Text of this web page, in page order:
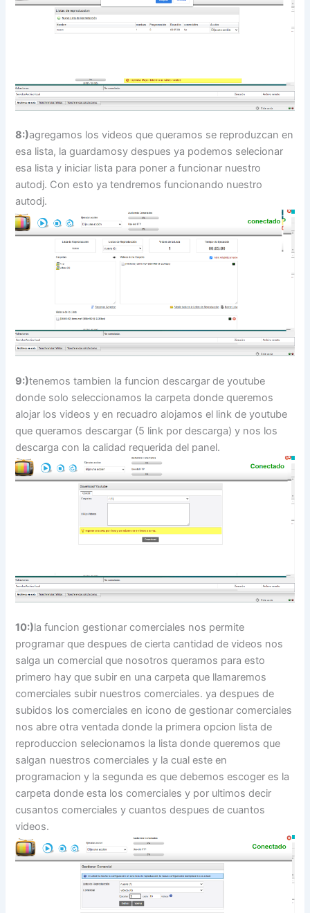
8:)agregamos los videos que queramos se reproduzcan en
esa lista, la guardamosy despues ya podemos selecionar
esa lista y iniciar lista para poner a funcionar nuestro
autodj. Con esto ya tendremos funcionando nuestro
autodj.
9:)tenemos tambien la funcion descargar de youtube
donde solo seleccionamos la carpeta donde queremos
alojar los videos y en recuadro alojamos el link de youtube
que queramos descargar (5 link por descarga) y nos los
descarga con la calidad requerida del panel.
10:)la funcion gestionar comerciales nos permite
programar que despues de cierta cantidad de videos nos
salga un comercial que nosotros queramos para esto
primero hay que subir en una carpeta que llamaremos
comerciales subir nuestros comerciales. ya despues de
subidos los comerciales en icono de gestionar comerciales
nos abre otra ventada donde la primera opcion lista de
reproduccion selecionamos la lista donde queremos que
salgan nuestros comerciales y la cual este en
programacion y la segunda es que debemos escoger es la
carpeta donde esta los comerciales y por ultimos decir
cusantos comerciales y cuantos despues de cuantos
videos.